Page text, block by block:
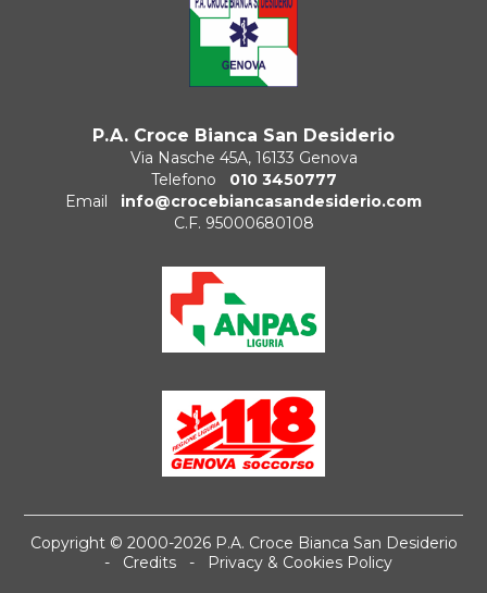
P.A. Croce Bianca San Desiderio
Via Nasche 45A, 16133 Genova
Telefono 010 3450777
Email info@crocebiancasandesiderio.com
C.F. 95000680108
Copyright © 2000-2026 P.A. Croce Bianca San Desiderio
- Credits- Privacy & Cookies Policy